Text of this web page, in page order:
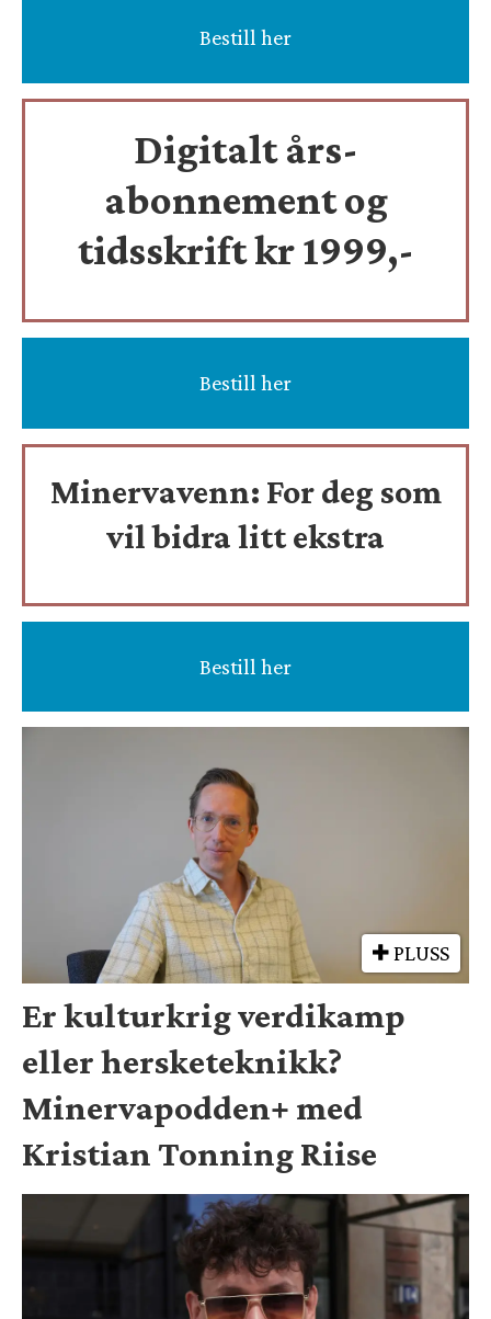
Bestill her
Digitalt års-
abonnement og
tidsskriftkr 1999,-
Bestill her
Minervavenn: For deg som
vil bidra litt ekstra
Bestill her
PLUSS
Er kulturkrig verdikamp
eller hersketeknikk?
Minervapodden+ med
Kristian Tonning Riise